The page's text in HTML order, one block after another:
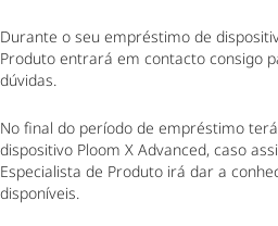
Durante o seu empréstimo de
Produto entrará em contacto consigo
dúvidas.
No final do período de empréstimo
dispositivo Ploom X Advanced, caso
Especialista de Produto irá dar a
disponíveis.